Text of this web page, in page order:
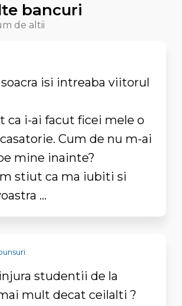
bancuri
de altii
isi intreaba viitorul
ca i-ai facut ficei mele o
Cum de nu m-ai
mine inainte?
stiut ca ma iubiti si
...
studentii de la
mult decat ceilalti ?